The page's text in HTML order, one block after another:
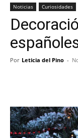
Noticias Curiosidades
Por Leticia del Pino -